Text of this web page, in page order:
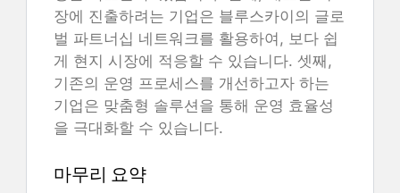
장에 진출하려는 기업은 블루스카이의 글로
벌 파트너십 네트워크를 활용하여, 보다 쉽
게 현지 시장에 적응할 수 있습니다. 셋째,
기존의 운영 프로세스를 개선하고자 하는
기업은 맞춤형 솔루션을 통해 운영 효율성
을 극대화할 수 있습니다.
마무리 요약